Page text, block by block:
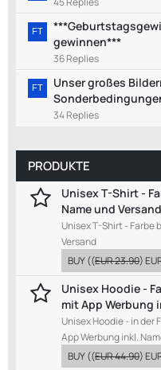
gewinnen***
36 Replies
Unser großes
34 Replies
PRODUKTE
Unisex T-Shirt -
Name und Versand
Unisex T-Shirt - Farbe
Versand
BUY((EUR 23.90)
Unisex Hoodie -
mit App Werbung
Unisex Hoodie - in der
App Werbung inkl.
BUY((EUR 44.90)